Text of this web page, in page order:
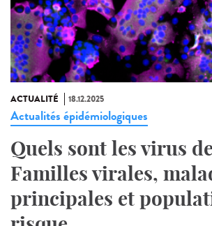
ACTUALITÉ 18.12.2025
Actualités épidémiologiques
Quels sont les virus
Familles virales,
principales et